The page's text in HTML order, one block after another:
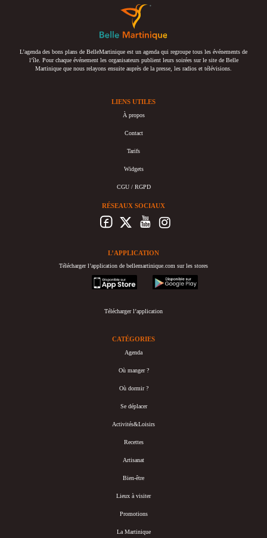
L’agenda des bons plans de BelleMartinique est un agenda qui regroupe tous les événements de
l’île. Pour chaque événement les organisateurs publient leurs soirées sur le site de Belle
Martinique que nous relayons ensuite auprès de la presse, les radios et télévisions.
LIENS UTILES
À propos
Contact
Tarifs
Widgets
CGU / RGPD
RÉSEAUX SOCIAUX
L’APPLICATION
Télécharger l’application de bellemartinique.com sur les stores
appstore
googleplay
Télécharger l’application
CATÉGORIES
Agenda
Où manger ?
Où dormir ?
Se déplacer
Activités&Loisirs
Recettes
Artisanat
Bien-être
Lieux à visiter
Promotions
La Martinique